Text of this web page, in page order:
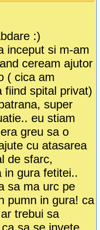
:)
inceput si m-am
ceream ajutor
( cica am
fiind spital privat)
super
eu stiam
greu sa o
cu atasarea
de sfarc,
in gura fetitei..
sa ma urc pe
pumn in gura! ca
trebui sa